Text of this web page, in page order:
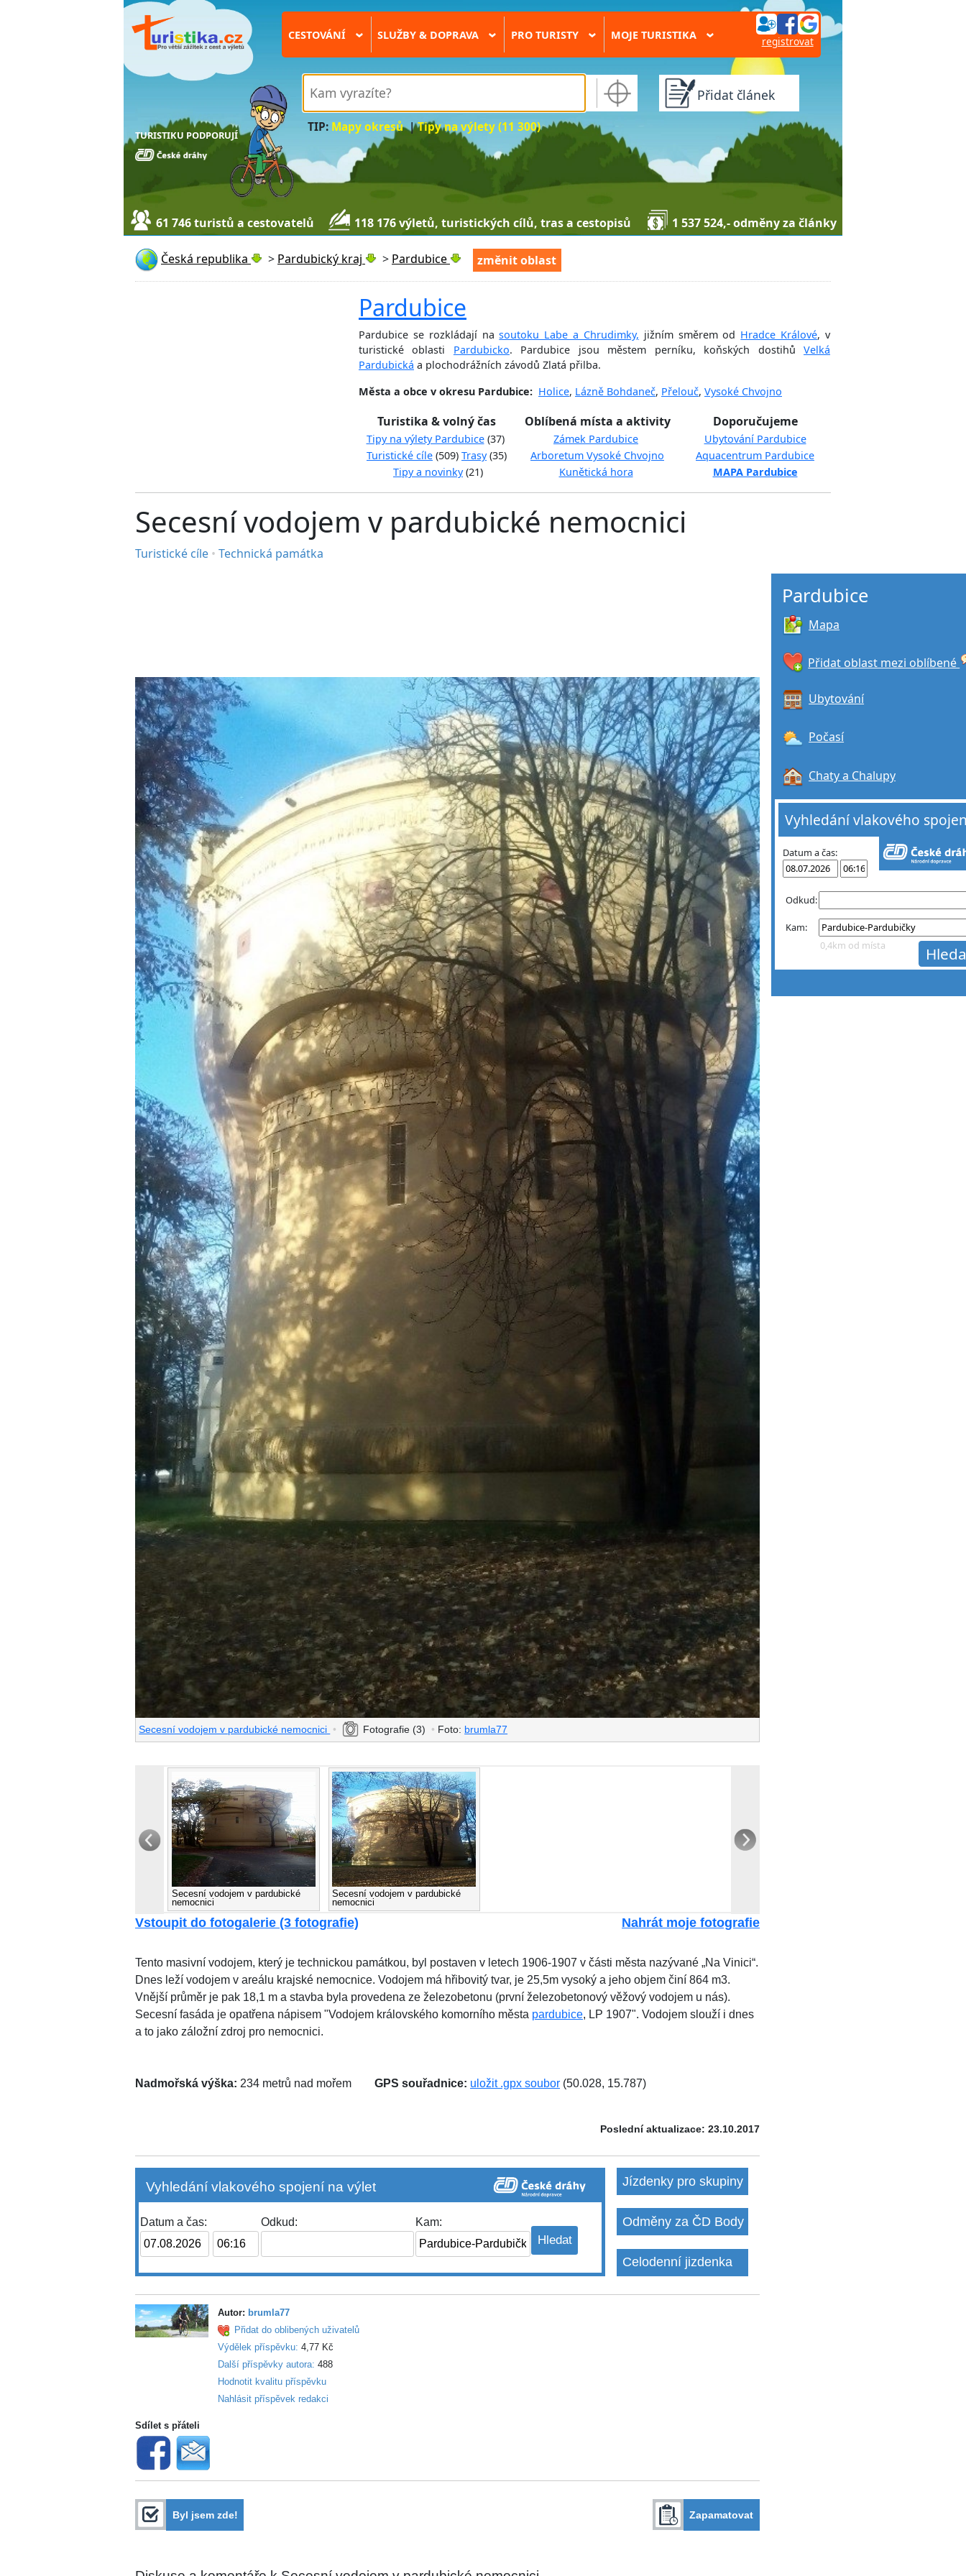
TURISTIKU PODPORUJÍ
CESTOVÁNÍ › SLUŽBY & DOPRAVA › PRO TURISTY › MOJE TURISTIKA › registrovat
TIP: Mapy okresů|Tipy na výlety (11 300)
Přidat článek
61 746 turistů a cestovatelů 118 176 výletů, turistických cílů, tras a cestopisů 1 537 524,- odměny za články
Česká republika > Pardubický kraj > Pardubice změnit oblast
Pardubice
Pardubice se rozkládají nasoutoku Labe a Chrudimky, jižním směrem od Hradce Králové, v
turistické oblasti Pardubicko. Pardubice jsou městem perníku, koňských dostihůVelká
Pardubická a plochodrážních závodů Zlatá přilba.
Města a obce v okresu Pardubice: Holice, Lázně Bohdaneč, Přelouč, Vysoké Chvojno
Turistika & volný čas Oblíbená místa a aktivity Doporučujeme
Tipy na výlety Pardubice(37) Zámek Pardubice
Ubytování Pardubice
Turistické cíle (509) Trasy(35) Arboretum Vysoké Chvojno
Aquacentrum Pardubice
Tipy a novinky (21) Kunětická hora MAPA Pardubice
Secesní vodojem v pardubické nemocnici
Turistické cíle • Technická památka
Secesní vodojem v pardubické nemocnici • Fotografie (3) • Foto: brumla77
Secesní vodojem v pardubické
nemocnici
Secesní vodojem v pardubické
nemocnici
Nahrát moje fotografie
Vstoupit do fotogalerie (3 fotografie)
Tento masivní vodojem, který je technickou památkou, byl postaven v letech 1906-1907 v části města nazývané „Na Vinici“.
Dnes leží vodojem v areálu krajské nemocnice. Vodojem má hřibovitý tvar, je 25,5m vysoký a jeho objem činí 864 m3.
Vnější průměr je pak 18,1 m a stavba byla provedena ze železobetonu (první železobetonový věžový vodojem u nás).
Secesní fasáda je opatřena nápisem "Vodojem královského komorního města pardubice, LP 1907". Vodojem slouží i dnes
a to jako záložní zdroj pro nemocnici.
Nadmořská výška: 234 metrů nad mořem GPS souřadnice: uložit .gpx soubor (50.028, 15.787)
Poslední aktualizace: 23.10.2017
Vyhledání vlakového spojení na výlet
Datum a čas: Odkud: Kam:
Jízdenky pro skupiny
Odměny za ČD Body
Celodenní jizdenka
Autor: brumla77
Přidat do oblibených uživatelů
Výdělek příspěvku: 4,77 Kč
Další příspěvky autora: 488
Hodnotit kvalitu příspěvku
Nahlásit příspěvek redakci
Sdílet s přáteli
Byl jsem zde! Zapamatovat
Pardubice
Mapa
Přidat oblast mezi oblíbené
Ubytování
Počasí
Chaty a Chalupy
Vyhledání vlakového
Datum a čas:
Odkud:
Kam:
0,4km od místa